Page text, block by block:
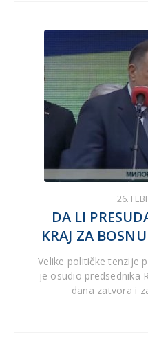
26.
DA LI
KRAJ ZA
Velike političke tenzije
je osudio predsednika
dana zatvora i